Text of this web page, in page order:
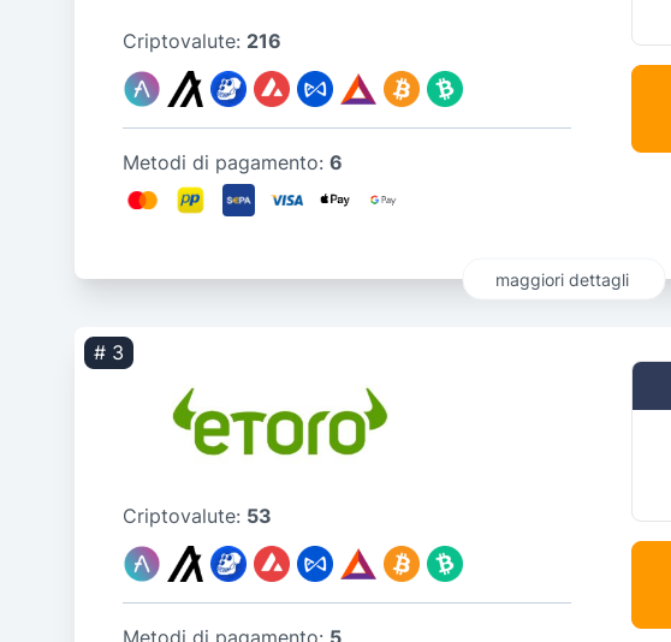
Criptovalute: 216
Metodi di pagamento: 6
maggiori dettagli
# 3
Criptovalute: 53